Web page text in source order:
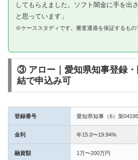
してもらえました。ソフト闇金に手を出
と思っています」
※ケーススタディです。審査通過を保証するもの
③ アロー｜愛知県知事登録
結で申込み可
登録番号 愛知県知事（6）第
金利 年15.0〜19.94%
融資額 1万〜200万円